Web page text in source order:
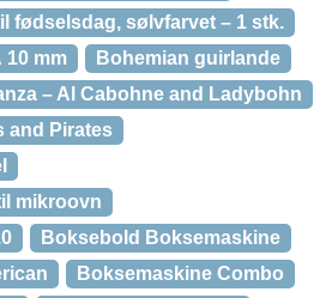
fødselsdag, sølvfarvet – 1 stk.
10 mm
Bohemian guirlande
– Al Cabohne and Ladybohn
and Pirates
mikroovn
Boksebold Boksemaskine
Boksemaskine Combo